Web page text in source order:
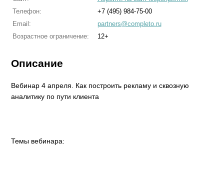
Телефон:
+7 (495) 984-75-00
Email:
partners@completo.ru
Возрастное ограничение:
12+
Описание
Вебинар 4 апреля. Как построить рекламу и сквозную
аналитику по пути клиента
Темы вебинара: